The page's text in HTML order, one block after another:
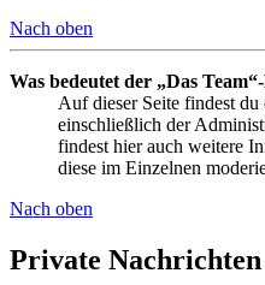
Nach oben
Was bedeutet der „Das
Auf dieser Seite findest du
einschließlich der
findest hier auch weitere
diese im Einzelnen
Nach oben
Private Nachrichten